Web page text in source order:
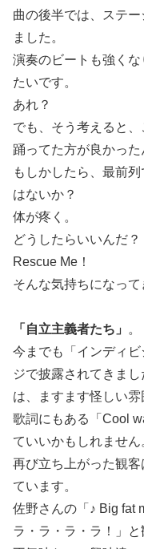
曲の後半では、ステ
ました。
演奏のビートも強く
たいです。
あれ？
でも、そう考えると、
踊ってた方が良かった
もしかしたら、最前
はないか？
体が疼く。
どうしたらいいんだ？
Rescue Me！
そんな気持ちになって
「自立主義者たち」
。
今までも「インディ
ジで披露されてきま
は、ますます怪しい雰
歌詞にもある「Cool
ていいかもしれません
再び立ち上がった観
ています。
佐野さんの「♪ Big fat
ラ・ラ・ラ・ラ！」と